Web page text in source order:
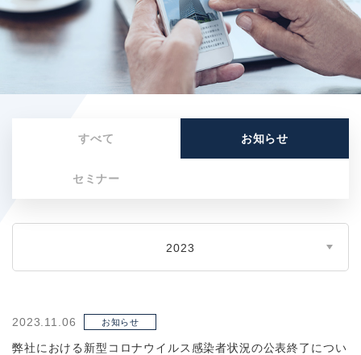
すべて お知らせ
セミナー
2023
2023.11.06 お知らせ
弊社における新型コロナウイルス感染者状況の公表終了につい